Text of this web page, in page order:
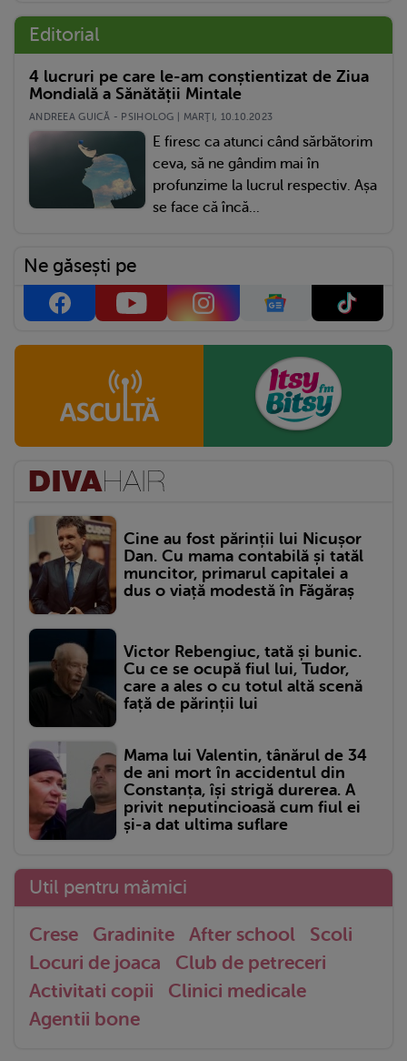
Editorial
4 lucruri pe care le-am conștientizat de Ziua
Mondială a Sănătății Mintale
ANDREEA GUICĂ - PSIHOLOG | MARŢI, 10.10.2023
E firesc ca atunci când sărbătorim
ceva, să ne gândim mai în
profunzime la lucrul respectiv. Așa
se face că încă...
Ne găsești pe
Cine au fost părinții lui Nicușor
Dan. Cu mama contabilă și tatăl
muncitor, primarul capitalei a
dus o viață modestă în Făgăraș
Victor Rebengiuc, tată și bunic.
Cu ce se ocupă fiul lui, Tudor,
care a ales o cu totul altă scenă
față de părinții lui
Mama lui Valentin, tânărul de 34
de ani mort în accidentul din
Constanța, își strigă durerea. A
privit neputincioasă cum fiul ei
și-a dat ultima suflare
Util pentru mămici
Crese Gradinite After school
Scoli
Locuri de joaca
Club de petreceri
Activitati copii
Clinici medicale
Agentii bone